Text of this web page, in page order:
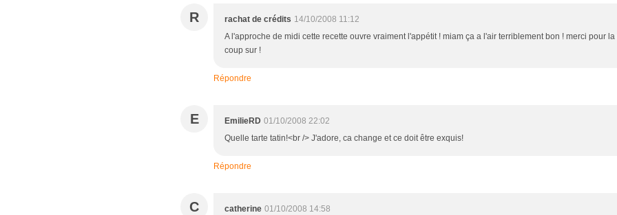
R rachat de crédits 14/10/2008 11:12
A l'approche de midi cette recette ouvre vraiment l'appétit ! miam ça a l'air terriblement bon ! merci pour
coup sur !
Répondre
E EmilieRD 01/10/2008 22:02
Quelle tarte tatin!<br /> J'adore, ca change et ce doit être exquis!
Répondre
C catherine 01/10/2008 14:58